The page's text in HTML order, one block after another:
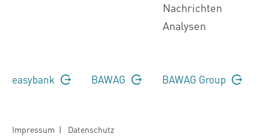
Nachrichten
Analysen
easybank BAWAG BAWAG Group
Impressum | Datenschutz